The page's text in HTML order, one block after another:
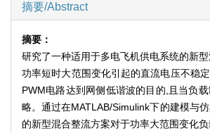
摘要/Abstract
摘要：
研究了一种适用于多电飞机供电系统的新
功率短时大范围变化引起的直流电压不稳
PWM电路达到网侧低谐波的目的,且当负
略。通过在MATLAB/Simulink下的建模与
的新型混合整流方案对于功率大范围变化